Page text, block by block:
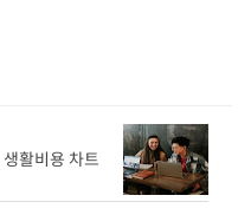
활비용 차트